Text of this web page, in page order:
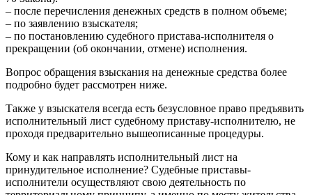
– после перечисления денежных средств в полном объеме;
– по заявлению взыскателя;
– по постановлению судебного пристава-исполнителя о
прекращении (об окончании, отмене) исполнения.
Вопрос обращения взыскания на денежные средства более
подробно будет рассмотрен ниже.
Также у взыскателя всегда есть безусловное право предъявить
исполнительный лист судебному приставу-исполнителю, не
проходя предварительно вышеописанные процедуры.
Кому и как направлять исполнительный лист на
принудительное исполнение? Судебные приставы-
исполнители осуществляют свою деятельность по